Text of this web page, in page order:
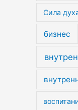
Сила
бизнес